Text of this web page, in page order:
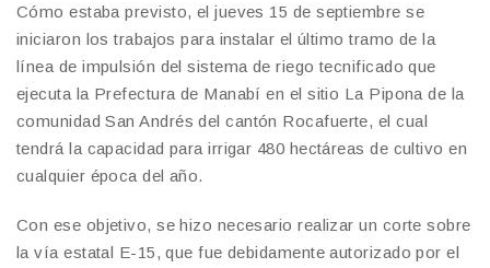
Cómo estaba previsto, el jueves 15 de septiembre se
iniciaron los trabajos para instalar el último tramo de la
línea de impulsión del sistema de riego tecnificado que
ejecuta la Prefectura de Manabí en el sitio La Pipona de la
comunidad San Andrés del cantón Rocafuerte, el cual
tendrá la capacidad para irrigar 480 hectáreas de cultivo en
cualquier época del año.
Con ese objetivo, se hizo necesario realizar un corte sobre
la vía estatal E-15, que fue debidamente autorizado por el